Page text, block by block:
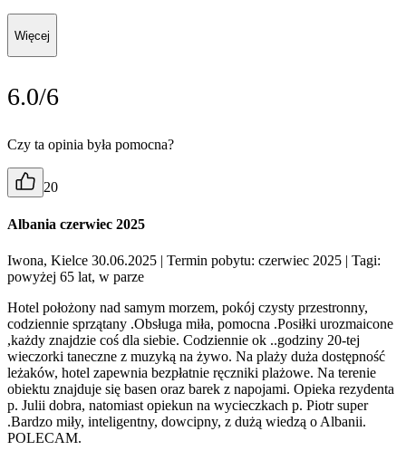
Więcej
6.0/6
Czy ta opinia była pomocna?
20
Albania czerwiec 2025
Iwona, Kielce 30.06.2025 | Termin pobytu: czerwiec 2025 | Tagi:
powyżej 65 lat, w parze
Hotel położony nad samym morzem, pokój czysty przestronny,
codziennie sprzątany .Obsługa miła, pomocna .Posiłki urozmaicone
,każdy znajdzie coś dla siebie. Codziennie ok ..godziny 20-tej
wieczorki taneczne z muzyką na żywo. Na plaży duża dostępność
leżaków, hotel zapewnia bezpłatnie ręczniki plażowe. Na terenie
obiektu znajduje się basen oraz barek z napojami. Opieka rezydenta
p. Julii dobra, natomiast opiekun na wycieczkach p. Piotr super
.Bardzo miły, inteligentny, dowcipny, z dużą wiedzą o Albanii.
POLECAM.